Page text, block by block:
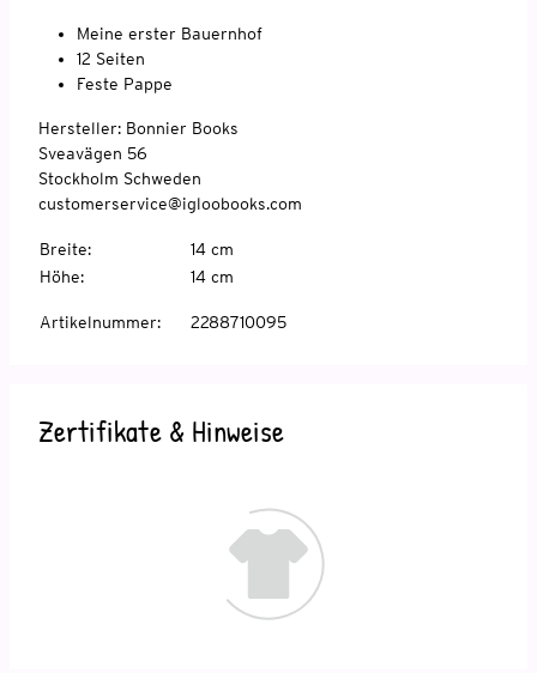
Meine erster Bauernhof
12 Seiten
Feste Pappe
Hersteller: Bonnier Books
Sveavägen 56
Stockholm Schweden
customerservice@igloobooks.com
Breite:
14 cm
Höhe: 14 cm
Artikelnummer: 2288710095
Zertifikate & Hinweise